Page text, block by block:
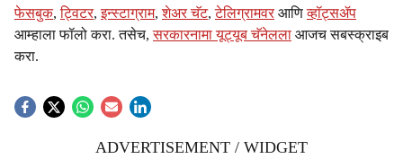
फेसबुक,ट्विटर,इन्स्टाग्राम,शेअर चॅट,टेलिग्रामवर आणिव्हॉट्सॲप
आम्हाला फॉलो करा. तसेच,सरकारनामा यूट्यूब चॅनेलला आजच सबस्क्राइब
करा.
ADVERTISEMENT / WIDGET